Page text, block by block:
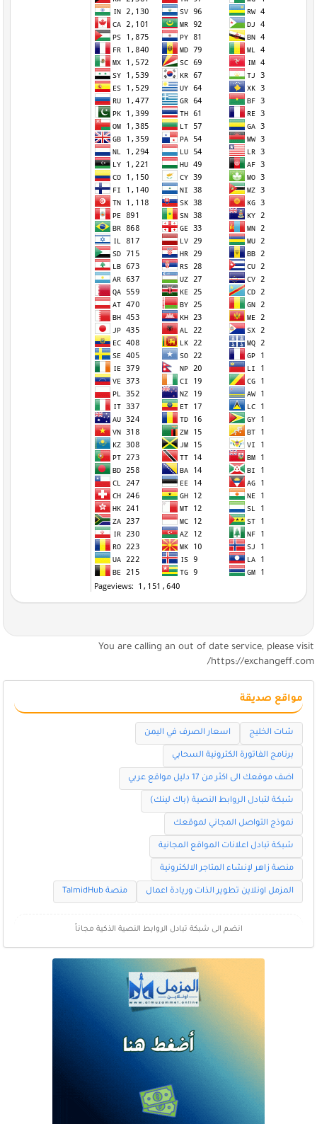
You are calling an out of date service, please visit
https://exchangeff.com/
مواقع صديقة
شات الخليج اسعار الصرف في اليمن
برنامج الفاتورة الكترونية السحابي
اضف موقعك الى اكثر من 17 دليل مواقع عربي
شبكة لتبادل الروابط النصية (باك لينك)
نموذج التواصل المجاني لموقعك
شبكة تبادل اعلانات المواقع المجانية
منصة زاهر لإنشاء المتاجر الالكترونية
المزمل اونلاين تطوير الذات وريادة اعمال منصة TalmidHub
انضم الى شبكة تبادل الروابط النصية الذكية مجاناً